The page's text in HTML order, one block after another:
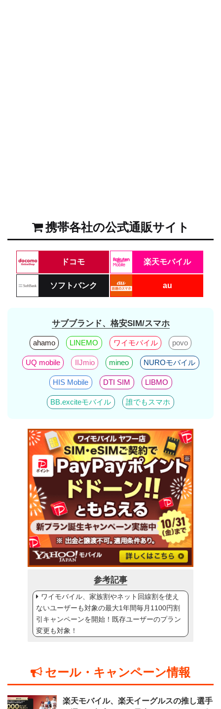
携帯各社の公式通販サイト
ドコモ 楽天モバイル
ソフトバンク au
サブブランド、格安SIM/スマホ
ahamo LINEMO ワイモバイル povo
UQ mobile IIJmio mineo NUROモバイル
HIS Mobile DTI SIM LIBMO
BB.exciteモバイル 誰でもスマホ
参考記事
ワイモバイル、家族割やネット回線割を使え
ないユーザーも対象の最大1年間毎月1100円割
引キャンペーンを開始！既存ユーザーのプラン
変更も対象！
セール・キャンペーン情報
楽天モバイル、楽天イーグルスの推し選手